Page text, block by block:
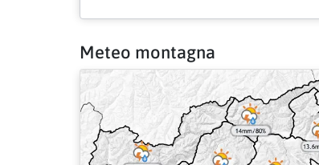
Meteo montagna